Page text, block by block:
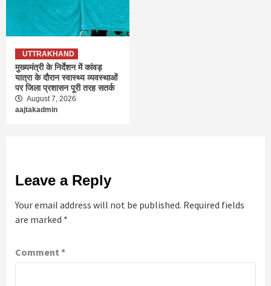
UTTRAKHAND
मुख्यमंत्री के निर्देशन में कांवड़
यात्रा के दौरान स्वास्थ्य व्यवस्थाओं
पर जिला प्रशासन पूरी तरह सतर्क
August 7, 2026
aajtakadmin
Leave a Reply
Your email address will not be published. Required fields
are marked *
Comment *